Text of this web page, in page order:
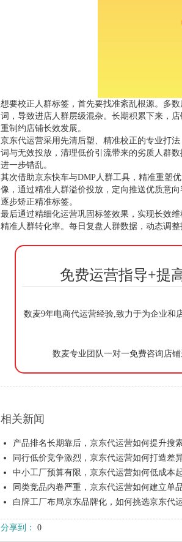
想要校正人群标签，首先要找准紊乱根源。多
词，导致进店人群层级混杂。长期积累下来，
重制约店铺长效发展。
京东代运营采用先清后塑、精准校正的专业打
词与无效投放，清理低价引流带来的劣质人群
进一步错乱。
其次借助京东快车与DMP人群工具，精准重塑
像，通过精准人群溢价投放，定向推送优质意
逐步矫正精准标签。
最后通过精细化运营巩固标签效果，实现长效
精准人群转化率。每日复盘人群数据，动态调
免费运营指导+提
数麦9年电商代运营经验,致力于为企业和
数麦专业团队一对一免费咨询店
相关新闻
产品排名长期靠后，京东代运营如何提升搜
同行低价竞争激烈，京东代运营如何打造差
中小工厂预算有限，京东代运营如何低成本
同类竞品内卷严重，京东代运营如何建立单
白牌工厂布局京东品牌化，如何挑选京东代
分享到： 0